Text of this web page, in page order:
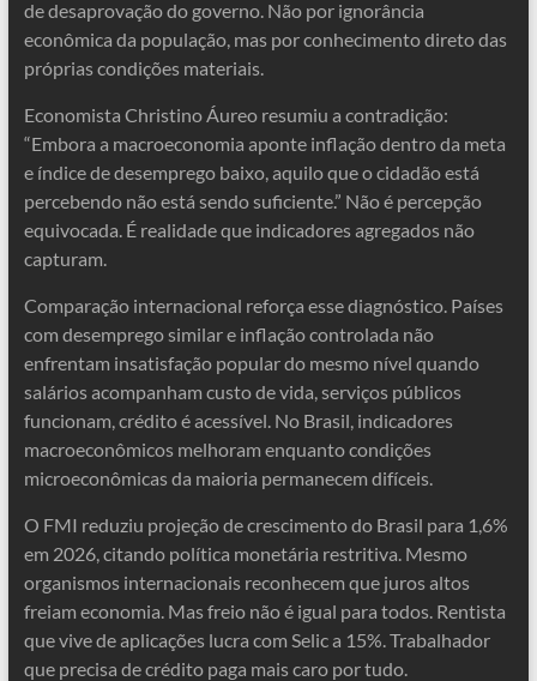
de desaprovação do governo. Não por ignorância
econômica da população, mas por conhecimento direto das
próprias condições materiais.
Economista Christino Áureo resumiu a contradição:
“Embora a macroeconomia aponte inflação dentro da meta
e índice de desemprego baixo, aquilo que o cidadão está
percebendo não está sendo suficiente.” Não é percepção
equivocada. É realidade que indicadores agregados não
capturam.
Comparação internacional reforça esse diagnóstico. Países
com desemprego similar e inflação controlada não
enfrentam insatisfação popular do mesmo nível quando
salários acompanham custo de vida, serviços públicos
funcionam, crédito é acessível. No Brasil, indicadores
macroeconômicos melhoram enquanto condições
microeconômicas da maioria permanecem difíceis.
O FMI reduziu projeção de crescimento do Brasil para 1,6%
em 2026, citando política monetária restritiva. Mesmo
organismos internacionais reconhecem que juros altos
freiam economia. Mas freio não é igual para todos. Rentista
que vive de aplicações lucra com Selic a 15%. Trabalhador
que precisa de crédito paga mais caro por tudo.